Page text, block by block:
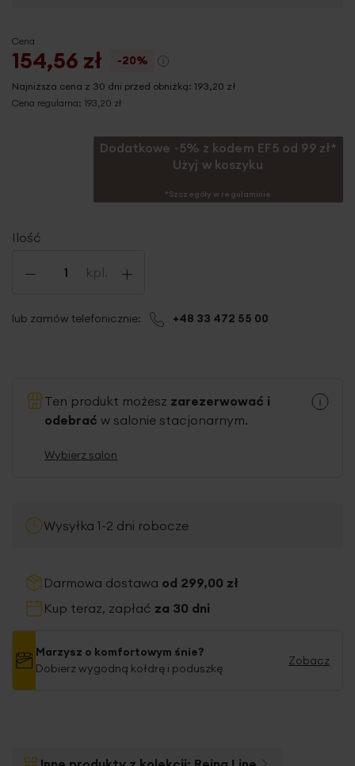
Ilość
- kpl. +
Cena
154,56 zł -20%
Najniższa cena z 30 dni przed obniżką: 193,20 zł
Cena regularna: 193,20 zł
Dodatkowe -5% z kodem EF5 od 99 zł*
Użyj w koszyku
*Szczegóły w regulaminie
lub zamów telefonicznie: +48 33 472 55 00
Ten produkt możesz zarezerwować i
odebrać w salonie stacjonarnym.
Wybierz salon
Wysyłka 1-2 dni robocze
Darmowa dostawa od 299,00 zł
Kup teraz, zapłać za 30 dni
Marzysz o komfortowym śnie?
Dobierz wygodną kołdrę i poduszkę
Zobacz